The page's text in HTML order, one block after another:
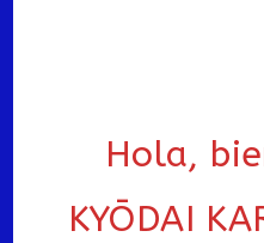
Hola,
KYŌDAI